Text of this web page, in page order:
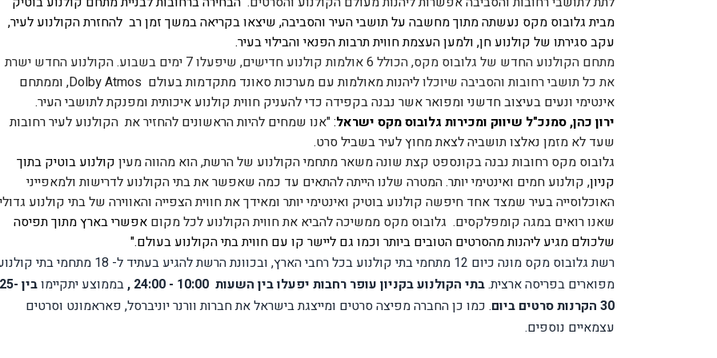
מבית גלובוס מקס נעשתה מתוך מחשבה על תושבי העיר והסביבה, שיצאו בקריאה במשך זמן רב  להחזרת הקולנוע לעיר,
עקב סגירתו של קולנוע חן, ולמען העצמת חווית תרבות הפנאי והבילוי בעיר.
מתחם הקולנוע החדש של גלובוס מקס, הכולל 6 אולמות קולנוע חדישים, שיפעלו 7 ימים בשבוע. הקולנוע החדש ישרת
את כל תושבי רחובות והסביבה שיוכלו
אינטימי ונעים בעיצוב חדשני ומפואר אשר נבנה בקפידה כדי להעניק חווית קולנוע איכותית ומפנקתלתושבי העיר.
ירון כהן, סמנכ"ל שיווק ומכירות גלובוס מקס ישראל:
"אנו שמחים להיות הראשונים להחזיר את  הקולנוע לעיר רחובות
שעד לא מזמן נאלצו תושביה לצאת מחוץ לעיר בשביל סרט.
גלובוס מקס רחובות נבנה בקונספט קצת שונה משאר מתחמי הקולנוע של הרשת, הוא מהווה מעין
קניון
שאנו רואים במגה קומפלקסים.  גלובוס מקס ממשיכה להביא את חווית הקולנוע לכל מקום אפשרי בארץ מתוך תפיסה
שלכולם מגיע ליהנות מהסרטים הטובים ביותר וכמו גם ליישר קו עם חווית בתי הקולנוע בעולם."
מפוארים בפריסה ארצית. בתי הקולנוע בקניון עופר רחבות יפעלו בין השעות  10:00 - 24:00 , בממוצע יתקיימו
בין 25-
30 הקרנות סרטים ביום
עצמאיים נוספים.